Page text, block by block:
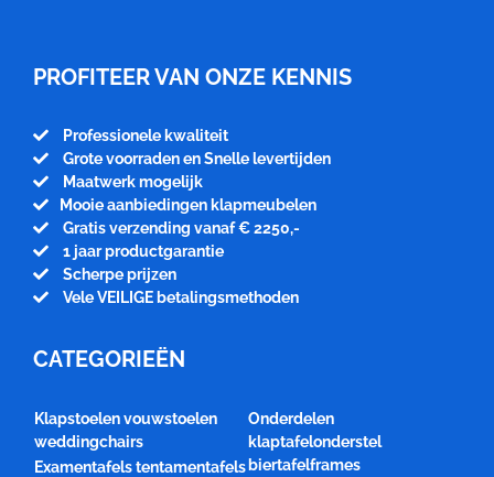
PROFITEER VAN ONZE KENNIS
Professionele kwaliteit
Grote voorraden en Snelle levertijden
Maatwerk mogelijk
Mooie aanbiedingen klapmeubelen
Gratis verzending vanaf € 2250,-
1 jaar productgarantie
Scherpe prijzen
Vele VEILIGE betalingsmethoden
CATEGORIEËN
Klapstoelen vouwstoelen
weddingchairs
Examentafels tentamentafels
Onderdelen
klaptafelonderstel
biertafelframes